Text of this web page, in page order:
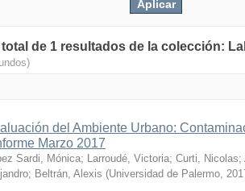
de 1 resultados de la colección:
del Ambiente Urbano:
Marzo 2017
Sardi, Mónica; Larroudé, Victoria; Curti, Nicolas;
; Beltrán, Alexis (Universidad de Palermo,